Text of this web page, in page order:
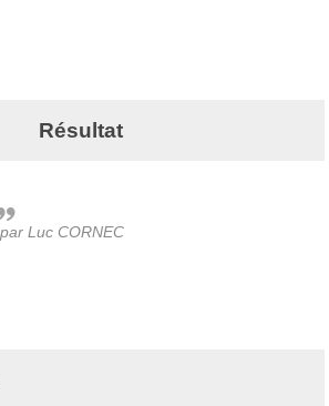
Résultat
par Luc CORNEC